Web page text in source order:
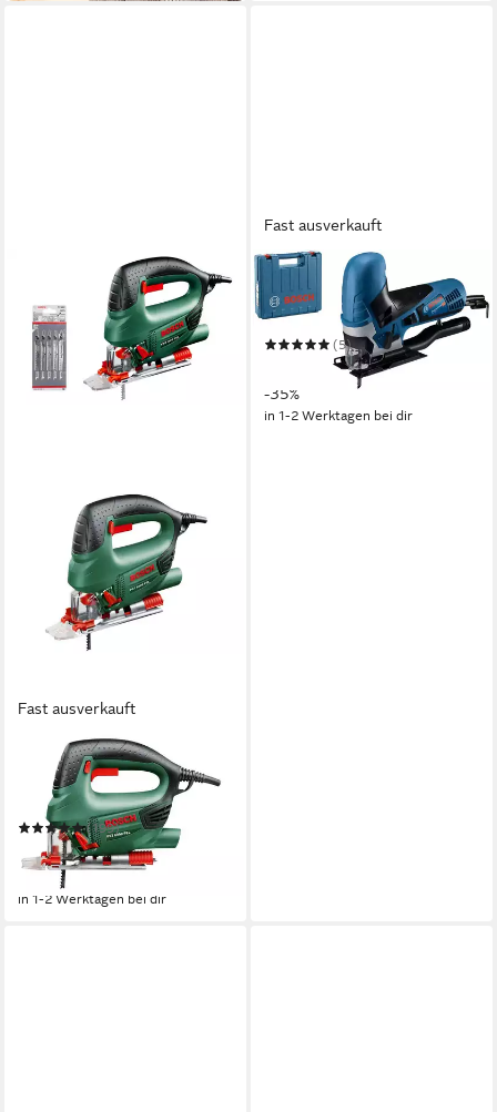
Fast ausverkauft
BOSCH HOME & GARDEN
Pendelhubstichsäge PST 800
(199)
90,68 € UVP122,99 €
in 1-2 Werktagen bei dir
Fast ausverkauft
BOSCH PROFESSIONAL
Stichsäge GST 90 E
Professional
(5)
UVP220,15 €
-35%
in 1-2 Werktagen bei dir